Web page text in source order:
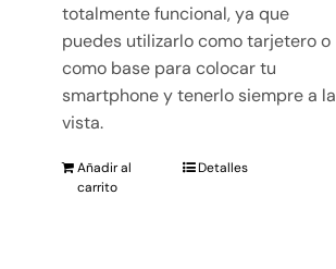
totalmente funcional, ya que
puedes utilizarlo como tarjetero o
como base para colocar tu
smartphone y tenerlo siempre a la
vista.
Añadir al
carrito
Detalles